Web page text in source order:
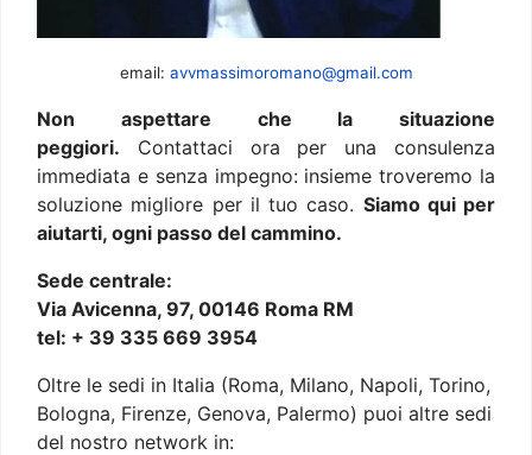
email: avvmassimoromano@gmail.com
Non aspettare che la situazione
peggiori. Contattaci ora per una consulenza
immediata e senza impegno: insieme troveremo la
soluzione migliore per il tuo caso. Siamo qui per
aiutarti, ogni passo del cammino.
Sede centrale:
Via Avicenna, 97, 00146 Roma RM
tel: + 39 335 669 3954
Oltre le sedi in Italia (Roma, Milano, Napoli, Torino,
Bologna, Firenze, Genova, Palermo) puoi altre sedi
del nostro network in: